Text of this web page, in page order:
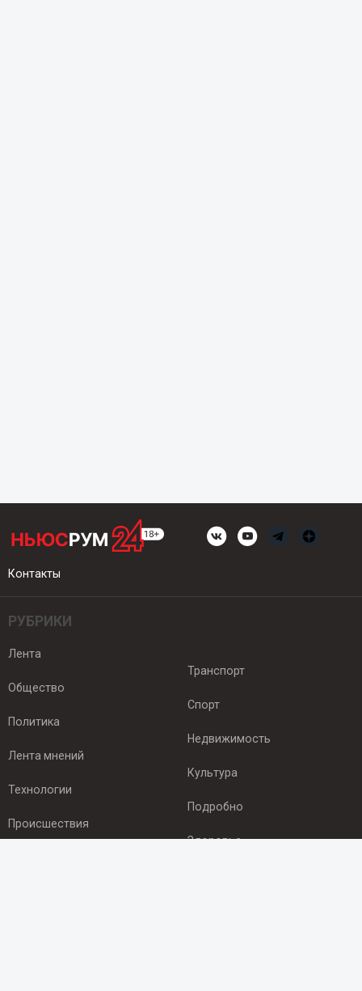
Контакты
РУБРИКИ
Лента
Общество
Политика
Лента мнений
Технологии
Происшествия
Транспорт
Спорт
Недвижимость
Культура
Подробно
Здоровье